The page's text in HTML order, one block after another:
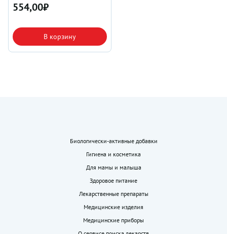
554,00₽
В корзину
Биологически-активные добавки
Гигиена и косметика
Для мамы и малыша
Здоровое питание
Лекарственные препараты
Медицинские изделия
Медицинские приборы